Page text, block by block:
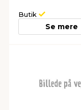
Butik
Se mere